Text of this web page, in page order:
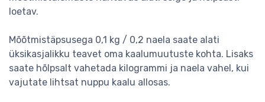
loetav.
Mõõtmistäpsusega 0,1 kg / 0,2 naela saate alati
üksikasjalikku teavet oma kaalumuutuste kohta. Lisaks
saate hõlpsalt vahetada kilogrammi ja naela vahel, kui
vajutate lihtsat nuppu kaalu allosas.